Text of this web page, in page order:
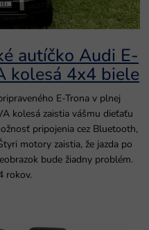
autíčko Audi E-
kolesá 4x4 biele
E-Trona v plnej
kolesá zaistia vášmu dieťaťu
pripojenia cez Bluetooth,
motory zaistia, že jazda po
bude žiadny problém.
rokov.